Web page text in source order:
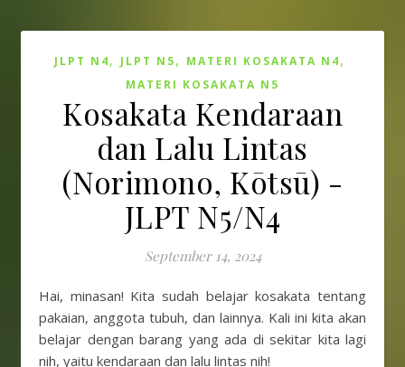
JLPT N4, JLPT N5, MATERI KOSAKATA N4,
MATERI KOSAKATA N5
Kosakata Kendaraan
dan Lalu Lintas
(Norimono, Kōtsū) -
JLPT N5/N4
September 14, 2024
Hai, minasan! Kita sudah belajar kosakata tentang
pakaian, anggota tubuh, dan lainnya. Kali ini kita akan
belajar dengan barang yang ada di sekitar kita lagi
nih, yaitu kendaraan dan lalu lintas nih!